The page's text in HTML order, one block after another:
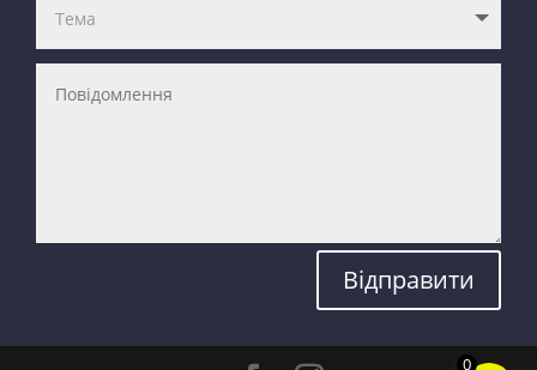
Відправити
0